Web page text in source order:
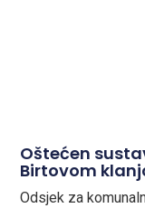
Oštećen
Birtovom
Odsjek za